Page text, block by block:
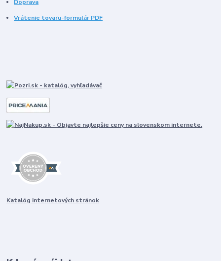
Doprava
Vrátenie tovaru-formulár PDF
Katalóg internetových stránok